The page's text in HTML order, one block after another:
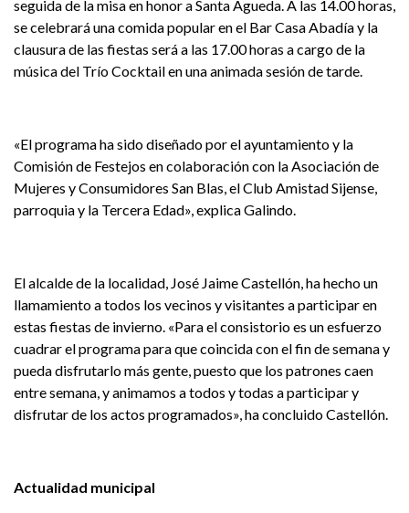
seguida de la misa en honor a Santa Águeda. A las 14.00 horas,
se celebrará una comida popular en el Bar Casa Abadía y la
clausura de las fiestas será a las 17.00 horas a cargo de la
música del Trío Cocktail en una animada sesión de tarde.
«El programa ha sido diseñado por el ayuntamiento y la
Comisión de Festejos en colaboración con la Asociación de
Mujeres y Consumidores San Blas, el Club Amistad Sijense,
parroquia y la Tercera Edad», explica Galindo.
El alcalde de la localidad, José Jaime Castellón, ha hecho un
llamamiento a todos los vecinos y visitantes a participar en
estas fiestas de invierno. «Para el consistorio es un esfuerzo
cuadrar el programa para que coincida con el fin de semana y
pueda disfrutarlo más gente, puesto que los patrones caen
entre semana, y animamos a todos y todas a participar y
disfrutar de los actos programados», ha concluido Castellón.
Actualidad municipal